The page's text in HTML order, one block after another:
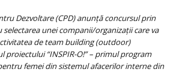
Dezvoltare (CPD) anunţă concursul prin
unei companii/organizaţii care va
de team building (outdoor)
proiectului “INSPIR-O!” – primul program
femei din sistemul afacerilor interne din